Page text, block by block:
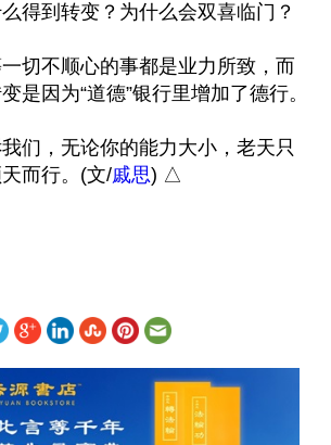
得到转变？为什么会双喜临门？
切不顺心的事都是业力所致，而
是因为“道德”银行里增加了德行。
们，无论你的能力大小，老天只
而行。(文/戚思) △